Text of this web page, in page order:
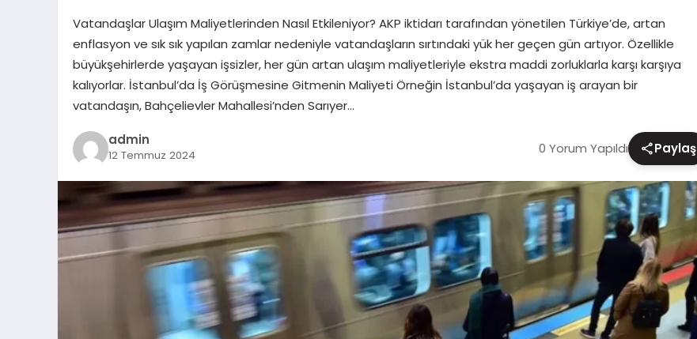
Vatandaşlar Ulaşım Maliyetlerinden Nasıl Etkileniyor? AKP iktidarı tarafından yönetilen Türkiye’de, artan
enflasyon ve sık sık yapılan zamlar nedeniyle vatandaşların sırtındaki yük her geçen gün artıyor. Özellikle
büyükşehirlerde yaşayan işsizler, her gün artan ulaşım maliyetleriyle ekstra maddi zorluklarla karşı karşıya
kalıyorlar. İstanbul’da İş Görüşmesine Gitmenin Maliyeti Örneğin İstanbul’da yaşayan iş arayan bir
vatandaşın, Bahçelievler Mahallesi’nden Sarıyer…
admin
12 Temmuz 2024 0 Yorum Yapıldı Paylaş